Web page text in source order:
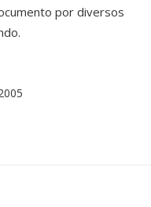
por diversos